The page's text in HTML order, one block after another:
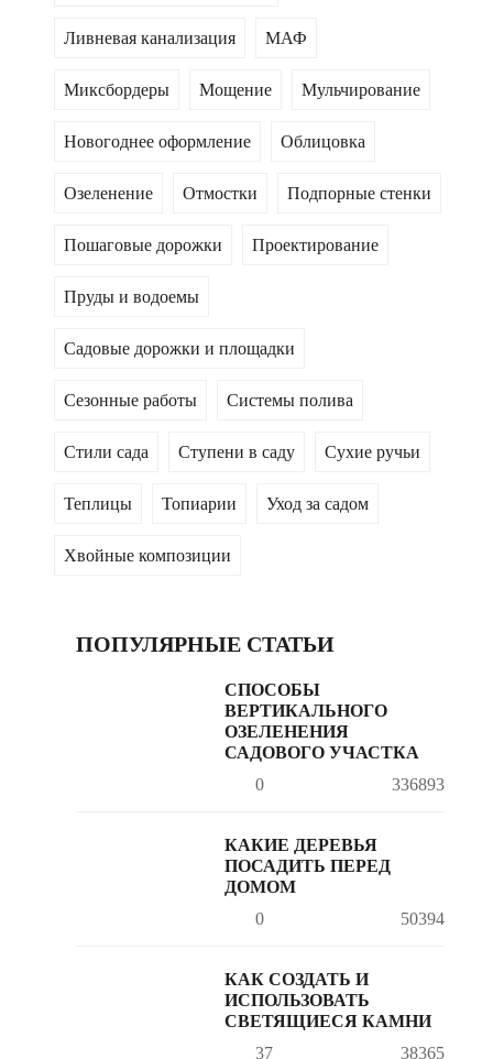
Ливневая канализация МАФ
Миксбордеры Мощение Мульчирование
Новогоднее оформление Облицовка
Озеленение Отмостки Подпорные стенки
Пошаговые дорожки Проектирование
Пруды и водоемы
Садовые дорожки и площадки
Сезонные работы Системы полива
Стили сада Ступени в саду Сухие ручьи
Теплицы Топиарии Уход за садом
Хвойные композиции
ПОПУЛЯРНЫЕ СТАТЬИ
СПОСОБЫ
ВЕРТИКАЛЬНОГО
ОЗЕЛЕНЕНИЯ
САДОВОГО УЧАСТКА
0
336893
КАКИЕ ДЕРЕВЬЯ
ПОСАДИТЬ ПЕРЕД
ДОМОМ
0
50394
КАК СОЗДАТЬ И
ИСПОЛЬЗОВАТЬ
СВЕТЯЩИЕСЯ КАМНИ
37
38365